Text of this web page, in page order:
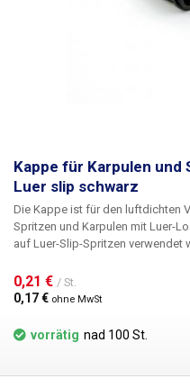
Kappe für Karpulen
Luer slip schwarz
Die Kappe ist für den luftdichten
Spritzen und Karpulen mit Luer-
auf Luer-Slip-Spritzen verwendet
Stopfen besteht aus
die Verwendung mit UV-
0,21 € / St.
0,17 € ohne MwSt
vorrätig nad 100 St.